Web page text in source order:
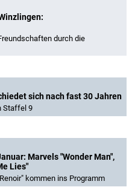
durch die
sich nach fast 30 Jahren
Staffel 9
Marvels "Wonder Man",
Lies"
kommen ins Programm